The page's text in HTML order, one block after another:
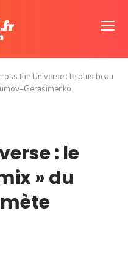
the Universe : le plus beau
: le
» du